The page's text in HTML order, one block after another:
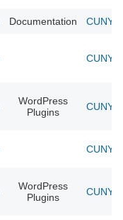
Documentation CUNY
CUNY
WordPress
Plugins
CUNY
CUNY
WordPress
Plugins
CUNY